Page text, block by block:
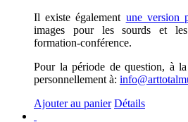
Il existe également une version
images pour les sourds et
formation-conférence.
Pour la période de question, à
personnellement à:
Ajouter au panier Détails